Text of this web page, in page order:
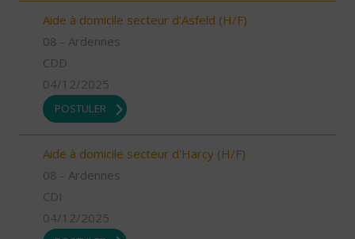
Aide à domicile secteur d'Asfeld (H/F)
08 - Ardennes
CDD
04/12/2025
POSTULER
Aide à domicile secteur d'Harcy (H/F)
08 - Ardennes
CDI
04/12/2025